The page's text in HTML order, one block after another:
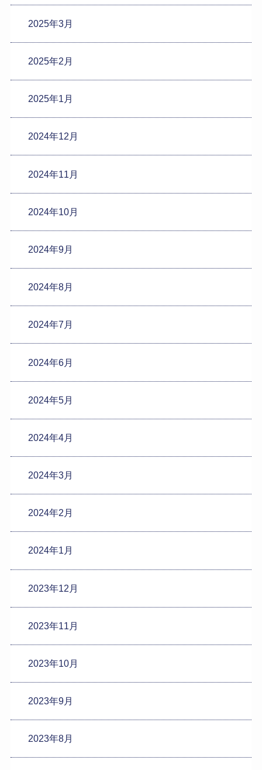
2025年3月
2025年2月
2025年1月
2024年12月
2024年11月
2024年10月
2024年9月
2024年8月
2024年7月
2024年6月
2024年5月
2024年4月
2024年3月
2024年2月
2024年1月
2023年12月
2023年11月
2023年10月
2023年9月
2023年8月